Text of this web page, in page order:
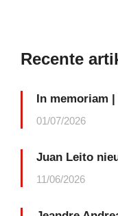
Recente
In memoriam
01/07/2026
Juan Leito
11/06/2026